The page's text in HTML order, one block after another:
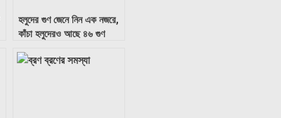
হলুদের গুণ জেনে নিন এক নজরে,
কাঁচা হলুদেরও আছে ৪৬ গুণ